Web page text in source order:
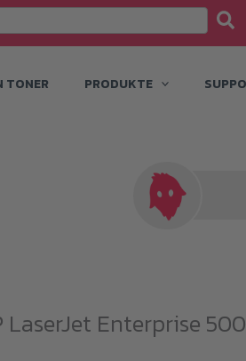
TONER PRODUKTE
Enterprise